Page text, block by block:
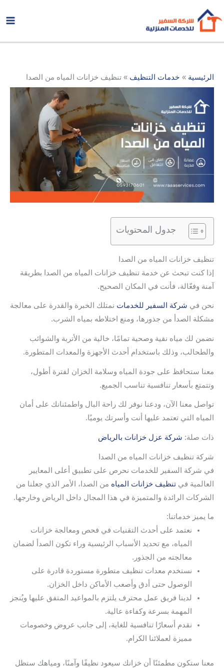
إلى
المحتوى
الرئيسية خدمات التنظيف تنظيف خزانات المياه من الصدا
جدول المحتويات
تنظيف خزانات المياه من الصدا
إذا كنت تبحث عن خدمة تنظيف خزانات المياه من الصدا بطريقة
آمنة وفعّالة، فأنت في المكان الصحيح.
نحن في شركة السفير للخدمات نمتلك الخبرة والقدرة على معالجة
مشكلة الصدأ من جذورها، ومنع اختلاطه بمياه الشرب.
نضمن لك مياه نقية وصحية تمامًا، خالية من الأتربة والشوائب
والطحالب، وذلك باستخدام أحدث الأجهزة والمعدات المتطورة.
معنا ستحافظ على جودة المياه وسلامة الخزان لفترة أطول،
وتتمتع بأسعار تنافسية تناسب الجميع.
تواصل معنا الآن، ودعنا نوفر لك راحة البال واطمئنانك على أمان
المياه التي تعتمد عليها أنت وأسرتك يوميًا.
ذات صلة: شركة عزل خزانات بالرياض
شركة تنظيف خزانات المياه من الصدا
في شركة السفير للخدمات نحرص على تطبيق أعلى المعايير
العالمية في تنظيف خزانات المياه من الصدا، الأمر الذي جعلنا من
الشركات الرائدة والمتميزة في هذا المجال داخل الرياض وخارجها.
ما يميز خدماتنا:
نعتمد على أحدث التقنيات في فحص ومعالجة خزانات
المياه، مع تحديد الأسباب الرئيسية وراء تكون الصدأ لضمان
معالجته من الجذور.
نستخدم معدات تنظيف متطورة مستوردة قادرة على
الوصول حتى أدق وأصعب الأماكن داخل الخزان.
لدينا فريق عمل محترف يلتزم بالمواعيد المتفق عليها ويُنجز
المهمة بسرعة وكفاءة عالية.
نقدم أسعارًا تنافسية للغاية، إلى جانب عروض وخصومات
مميزة لعملائنا الكرام.
معنا ستكون مطمئنًا أن خزانك سيعود نظيفًا وآمنًا، ومياهك ستظل